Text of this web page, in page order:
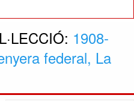
1908-
federal, La